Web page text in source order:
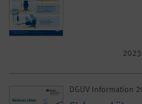
DGUV Information